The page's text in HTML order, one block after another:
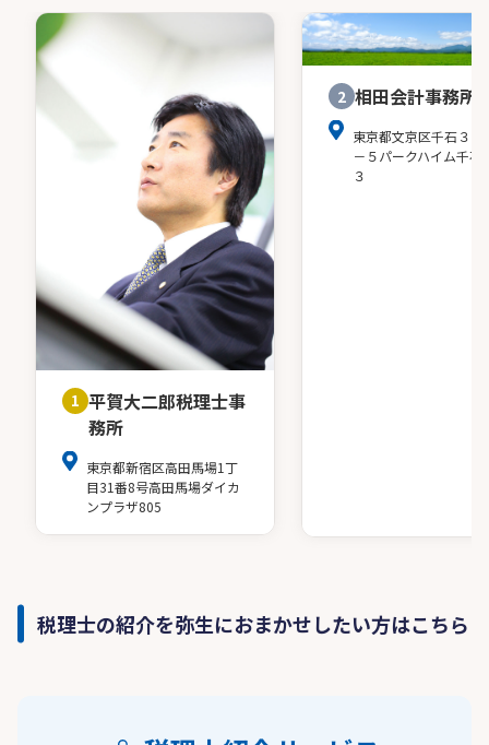
1 平賀大二郎税理士事
務所
東京都新宿区高田馬場1丁
目31番8号高田馬場ダイカ
ンプラザ805
2 相田会計事務所
東京都文京区千石３－
－５パークハイム千石
３
税理士の紹介を弥生におまかせしたい方はこちら